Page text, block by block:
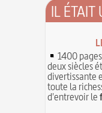
IL ÉTAIT
1400
deux siècles
divertissante
toute la
d'entrevoir le